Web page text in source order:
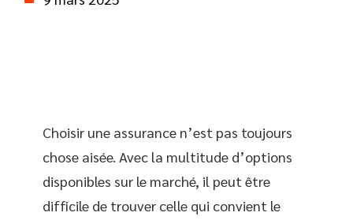
Choisir une assurance n’est pas toujours
chose aisée. Avec la multitude d’options
disponibles sur le marché, il peut être
difficile de trouver celle qui convient le